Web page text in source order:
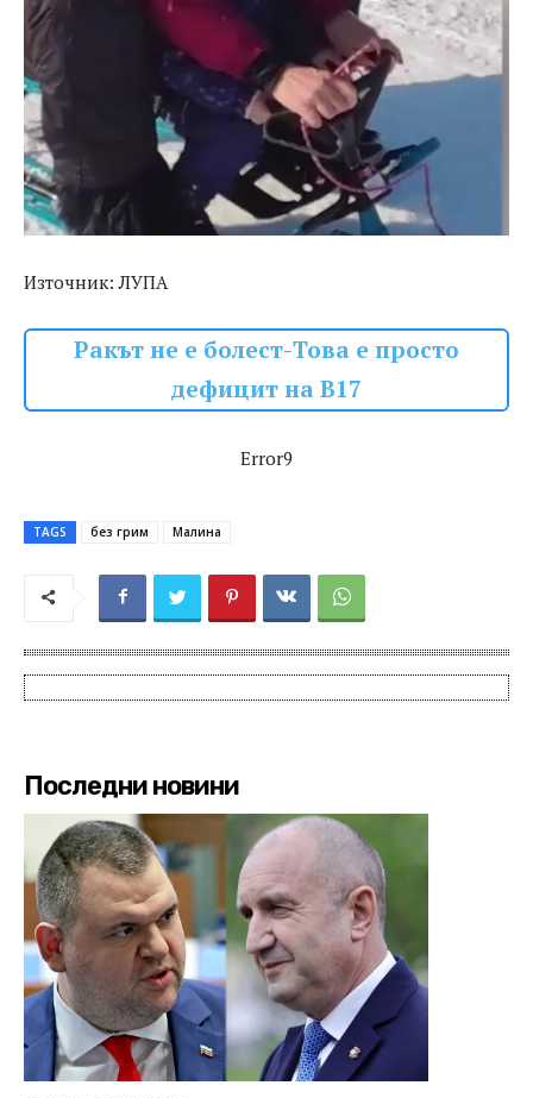
Източник: ЛУПА
Ракът не е болест-Това е просто
дефицит на В17
Error9
TAGS без грим Малина
Последни новини